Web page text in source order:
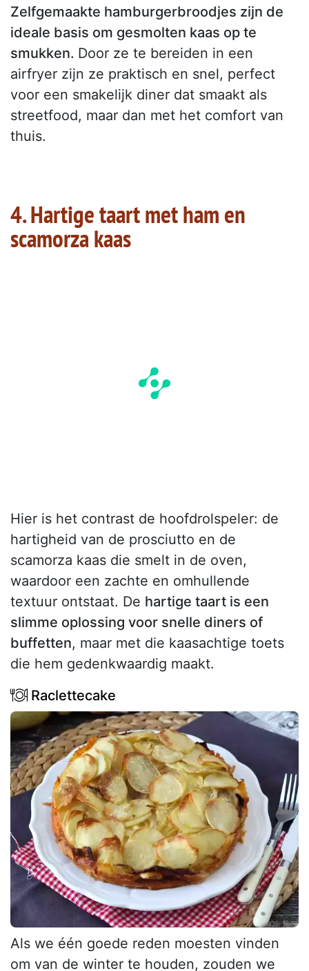
Zelfgemaakte hamburgerbroodjes zijn de
ideale basis om gesmolten kaas op te
smukken. Door ze te bereiden in een
airfryer zijn ze praktisch en snel, perfect
voor een smakelijk diner dat smaakt als
streetfood, maar dan met het comfort van
thuis.
4. Hartige taart met ham en
scamorza kaas
Hier is het contrast de hoofdrolspeler: de
hartigheid van de prosciutto en de
scamorza kaas die smelt in de oven,
waardoor een zachte en omhullende
textuur ontstaat. De hartige taart is een
slimme oplossing voor snelle diners of
buffetten, maar met die kaasachtige toets
die hem gedenkwaardig maakt.
Raclettecake
Als we één goede reden moesten vinden
om van de winter te houden, zouden we